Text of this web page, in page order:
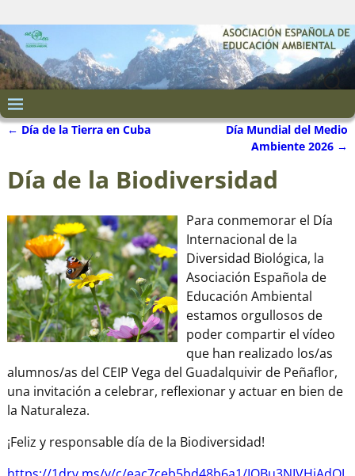
← Día de la Tierra en Cuba
Día Mundial del Medio
Ambiente 2026 →
Día de la Biodiversidad
Para conmemorar el Día
Internacional de la
Diversidad Biológica, la
Asociación Española de
Educación Ambiental
estamos orgullosos de
poder compartir el vídeo
que han realizado los/as
alumnos/as del CEIP Vega del Guadalquivir de Peñaflor,
una invitación a celebrar, reflexionar y actuar en bien de
la Naturaleza.
¡Feliz y responsable día de la Biodiversidad!